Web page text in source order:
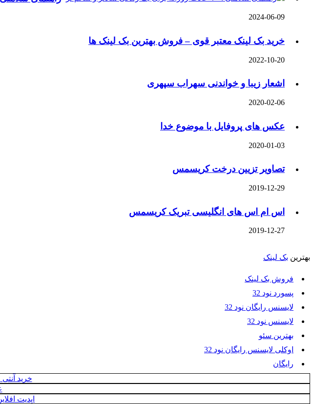
2024-06-09
خرید بک لینک معتبر قوی – فروش بهترین بک لینک ها
2022-10-20
اشعار زیبا و خواندنی سهراب سپهری
2020-02-06
عکس های پروفایل با موضوع خدا
2020-01-03
تصاویر تزیین درخت کریسمس
2019-12-29
اس ام اس های انگلیسی تبریک کریسمس
2019-12-27
بهترین بک لینک
فروش بک لینک
پسورد نود 32
لایسنس رایگان نود 32
لایسنس نود 32
بهترین سئو
اوکلی لایسنس رایگان نود 32
رایگان
خرید
اپدیت